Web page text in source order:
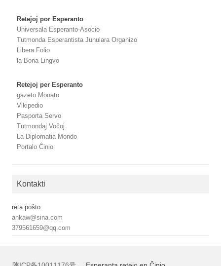
Retejoj por Esperanto
Universala Esperanto-Asocio
Tutmonda Esperantista Junulara Organizo
Libera Folio
la Bona Lingvo
Retejoj per Esperanto
gazeto Monato
Vikipedio
Pasporta Servo
Tutmondaj Voĉoj
La Diplomatia Mondo
Portalo Ĉinio
Kontakti
reta poŝto
ankaw@sina.com
379561659@qq.com